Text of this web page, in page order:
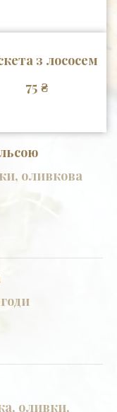
з лососем
75 ₴
оливкова
оливки,